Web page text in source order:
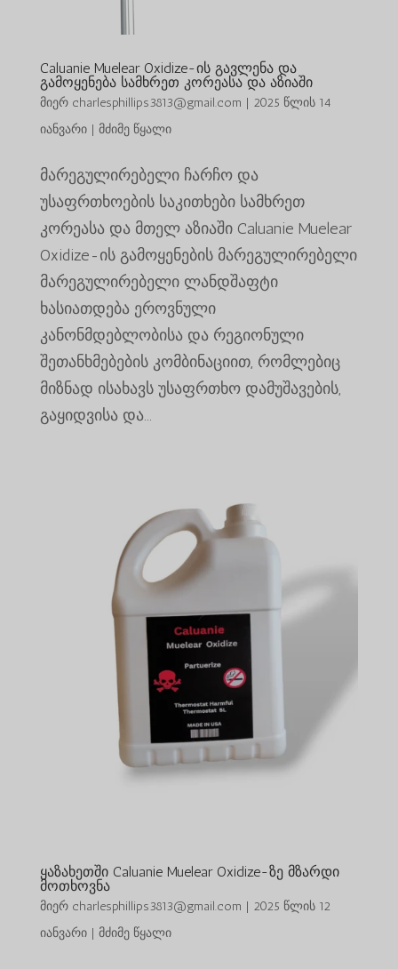
Caluanie Muelear Oxidize-ის გავლენა და
გამოყენება სამხრეთ კორეასა და აზიაში
მიერ charlesphillips3813@gmail.com | 2025 წლის 14
იანვარი| მძიმე წყალი
მარეგულირებელი ჩარჩო და
უსაფრთხოების საკითხები სამხრეთ
კორეასა და მთელ აზიაში Caluanie Muelear
Oxidize-ის გამოყენების მარეგულირებელი
მარეგულირებელი ლანდშაფტი
ხასიათდება ეროვნული
კანონმდებლობისა და რეგიონული
შეთანხმებების კომბინაციით, რომლებიც
მიზნად ისახავს უსაფრთხო დამუშავების,
გაყიდვისა და...
ყაზახეთში Caluanie Muelear Oxidize-ზე მზარდი
მოთხოვნა
მიერ charlesphillips3813@gmail.com | 2025 წლის 12
იანვარი| მძიმე წყალი